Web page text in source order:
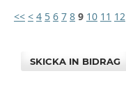
<< < 4 5 6 7 8 9 10 11 12
SKICKA IN BIDRAG